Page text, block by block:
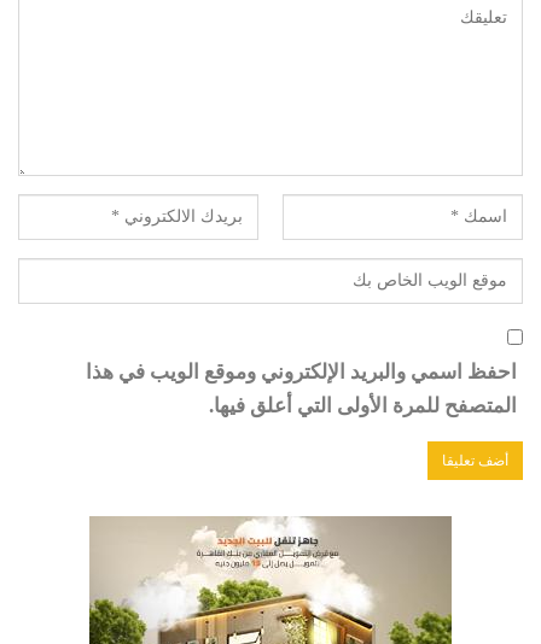
احفظ اسمي والبريد الإلكتروني وموقع الويب في هذا
المتصفح للمرة الأولى التي أعلق فيها.